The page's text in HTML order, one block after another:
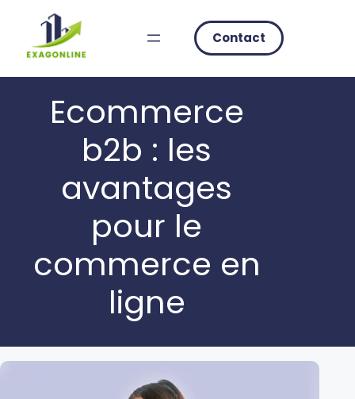
content
Contact
Ecommerce
b2b : les
avantages
pour le
commerce en
ligne